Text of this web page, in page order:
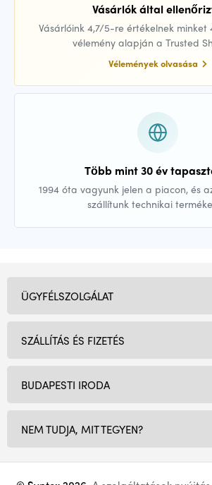
Vásárlók által
Vásárlóink 4,7/5-re értékelnek minket
vélemény alapján a Trusted
Vélemények olvasása
Több mint 30 év
1994 óta vagyunk jelen a piacon, és
szállítunk technikai
BUDAPESTI IRODA
NEM TUDJA, MIT TEGYEN?
ÜGYFÉLSZOLGÁLAT
SZÁLLÍTÁS ÉS FIZETÉS